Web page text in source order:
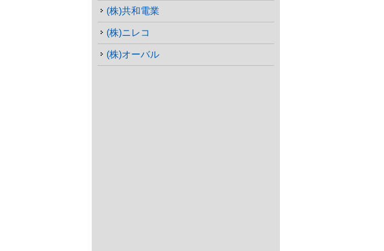
(株)共和電業
(株)ニレコ
(株)オーバル